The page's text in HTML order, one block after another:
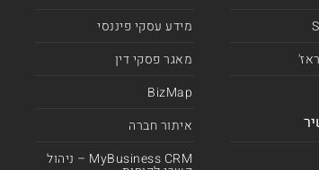
מידע עסקי פיננסי
מאגר פסקי דין
BizMap
איתור חברה
MyBusiness CRM – ניהול